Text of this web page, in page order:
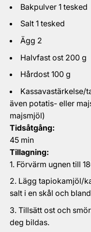
Bakpulver 1 tesked
Salt 1 tesked
Ägg 2
Halvfast ost 200 g
Hårdost 100 g
Kassavastärkelse/
även potatis- eller
majsmjöl)
Tidsåtgång:
45 min
Tillagning:
Förvärm ugnen till
Lägg tapiokamjöl/
salt i en skål och
Tillsätt ost och
deg bildas.